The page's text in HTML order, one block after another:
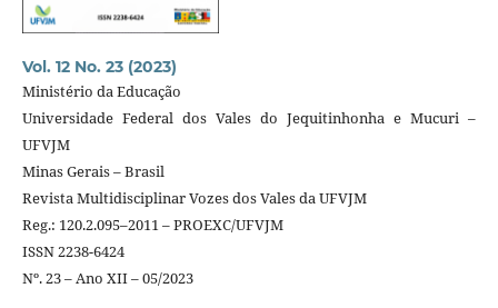
Vol. 12 No. 23 (2023)
Ministério da Educação
Universidade Federal dos Vales do Jequitinhonha e Mucuri –
UFVJM
Minas Gerais – Brasil
Revista Multidisciplinar Vozes dos Vales da UFVJM
Reg.: 120.2.095–2011 – PROEXC/UFVJM
ISSN 2238-6424
Nº. 23 – Ano XII – 05/2023